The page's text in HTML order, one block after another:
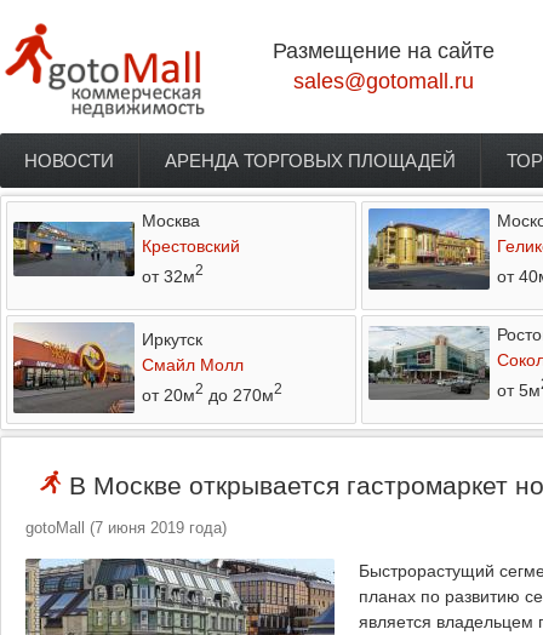
Размещение на сайте
sales@gotomall.ru
Главное меню
НОВОСТИ АРЕНДА ТОРГОВЫХ ПЛОЩАДЕЙ
Москва
Крестовский
от 32м2
от
Иркутск
Смайл Молл
от 20м2 до 270м2
от 5м
В Москве открывается гастромаркет
gotoMall (7 июня 2019 года)
Быстрорастущий
планах по развитию
является владельцем